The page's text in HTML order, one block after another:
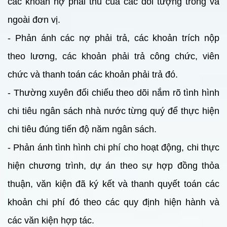
ngoài đơn vị.
- Phản ánh các nợ phải trả, các khoản trích nộp
theo lương, các khoản phải trả công chức, viên
chức và thanh toán các khoản phải trả đó.
- Thường xuyên đối chiếu theo dõi nắm rõ tình hình
chi tiêu ngân sách nhà nước từng quý để thực hiện
chi tiêu đúng tiến độ năm ngân sách.
- Phản ánh tình hình chi phí cho hoạt động, chi thực
hiện chương trình, dự án theo sự hợp đồng thỏa
thuận, văn kiện đã ký kết và thanh quyết toán các
khoản chi phí đó theo các quy định hiện hành và
các văn kiện hợp tác.